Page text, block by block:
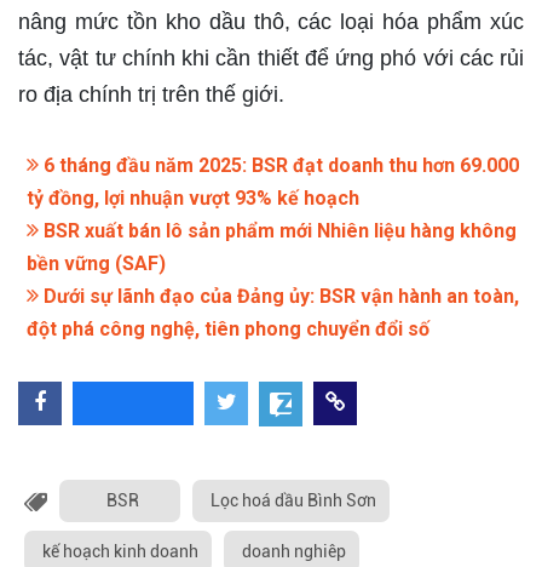
nâng mức tồn kho dầu thô, các loại hóa phẩm xúc
tác, vật tư chính khi cần thiết để ứng phó với các rủi
ro địa chính trị trên thế giới.
6 tháng đầu năm 2025: BSR đạt doanh thu hơn 69.000
tỷ đồng, lợi nhuận vượt 93% kế hoạch
BSR xuất bán lô sản phẩm mới Nhiên liệu hàng không
bền vững (SAF)
Dưới sự lãnh đạo của Đảng ủy: BSR vận hành an toàn,
đột phá công nghệ, tiên phong chuyển đổi số
BSR Lọc hoá dầu Bình Sơn
kế hoạch kinh doanh doanh nghiêp